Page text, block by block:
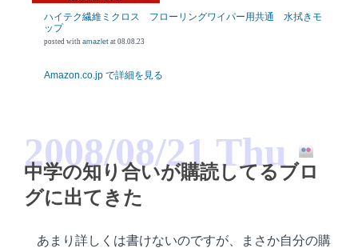
ハイテク繊維ミクロス フローリングワイパー用共通 水拭きモ
ップ
posted with amazlet at 08.08.23
Amazon.co.jp で詳細を見る
2008/08/21 Thu
中学の知り合いが購読してるブロ
グに出てきた
あまり詳しくは書けないのですが、まさか自分の購